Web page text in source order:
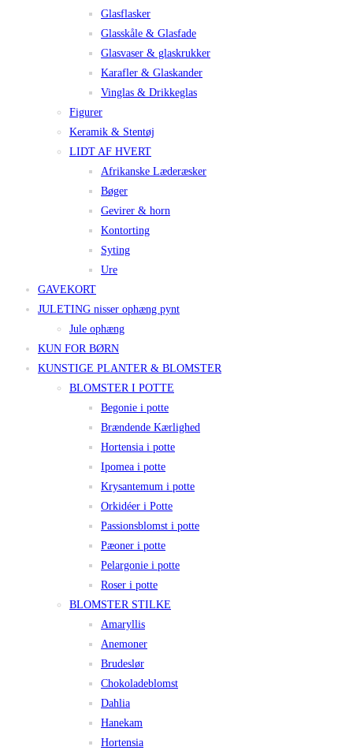
Glasflasker
Glasskåle & Glasfade
Glasvaser & glaskrukker
Karafler & Glaskander
Vinglas & Drikkeglas
Figurer
Keramik & Stentøj
LIDT AF HVERT
Afrikanske Læderæsker
Bøger
Gevirer & horn
Kontorting
Syting
Ure
GAVEKORT
JULETING nisser ophæng pynt
Jule ophæng
KUN FOR BØRN
KUNSTIGE PLANTER & BLOMSTER
BLOMSTER I POTTE
Begonie i potte
Brændende Kærlighed
Hortensia i potte
Ipomea i potte
Krysantemum i potte
Orkidéer i Potte
Passionsblomst i potte
Pæoner i potte
Pelargonie i potte
Roser i potte
BLOMSTER STILKE
Amaryllis
Anemoner
Brudeslør
Chokoladeblomst
Dahlia
Hanekam
Hortensia